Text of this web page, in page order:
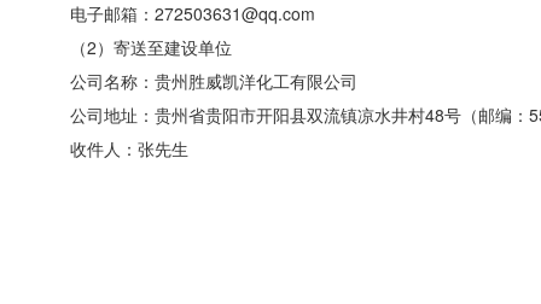
电子邮箱：272503631@qq.com
（2）寄送至建设单位
公司名称：贵州胜威凯洋化工有限公司
公司地址：贵州省贵阳市开阳县双流镇凉水井村48号（邮编：
收件人：张先生